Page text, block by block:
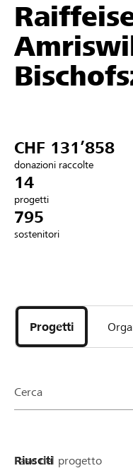
Sostenere
Aiuto &
Collegarsi
Registrazione
CHF 131’858
donazioni raccolte
14
progetti
795
sostenitori
i
progetti
e
della
Progetti
Cerca
Fase del progetto